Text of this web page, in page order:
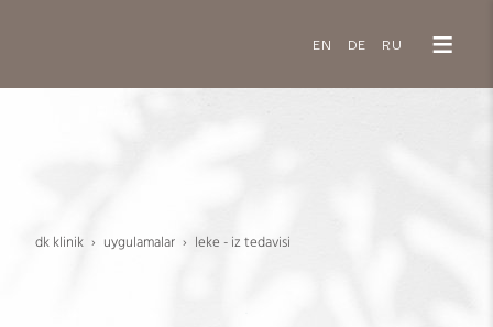
EN DE RU
dk klinik uygulamalar leke - i̇z tedavi̇si̇